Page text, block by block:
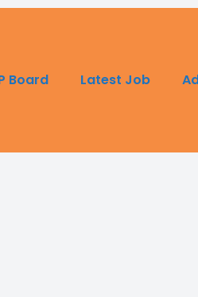
Board Latest Job